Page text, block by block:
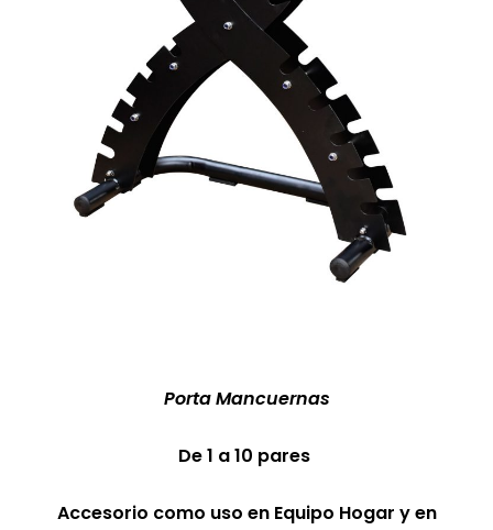
Porta Mancuernas
De 1 a 10 pares
Accesorio como uso en Equipo Hogar y en